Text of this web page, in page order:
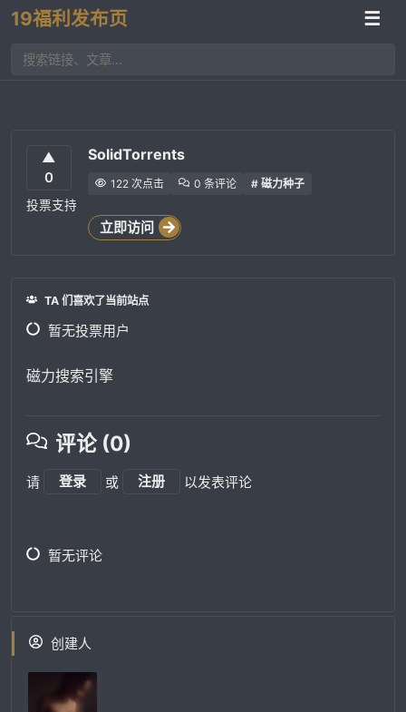
19福利发布页 ☰
▲
0
投票支持
SolidTorrents
122 次点击 0 条评论 # 磁力种子
立即访问
TA 们喜欢了当前站点
暂无投票用户
磁力搜索引擎
评论 (0)
请 登录 或 注册 以发表评论
暂无评论
创建人